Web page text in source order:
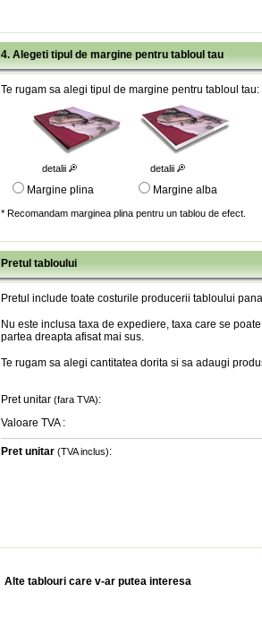
4. Alegeti tipul de margine pentru tabloul tau
Te rugam sa alegi tipul de margine pentru tabloul tau:
detalii detalii
Margine plina Margine alba
* Recomandam marginea plina pentru un tablou de efect.
Pretul tabloului
Pretul include toate costurile producerii tabloului
Nu este inclusa taxa de expediere, taxa care se
partea dreapta afisat mai sus.
Te rugam sa alegi cantitatea dorita si sa adaugi
Pret unitar (fara TVA):
Valoare TVA :
Pret unitar (TVA inclus):
Alte tablouri care v-ar putea interesa